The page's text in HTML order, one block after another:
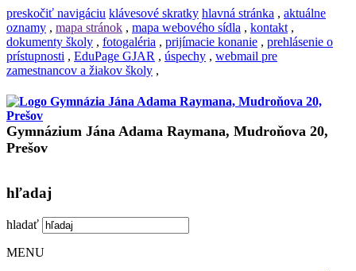
preskočiť navigáciu klávesové skratky hlavná stránka , aktuálne
oznamy , mapa stránok , mapa webového sídla , kontakt ,
dokumenty školy , fotogaléria , prijímacie konanie , prehlásenie o
prístupnosti , EduPage GJAR , úspechy , webmail pre
zamestnancov a žiakov školy ,
Gymnázium Jána Adama Raymana, Mudroňova 20,
Prešov
hľadaj
hladať
MENU